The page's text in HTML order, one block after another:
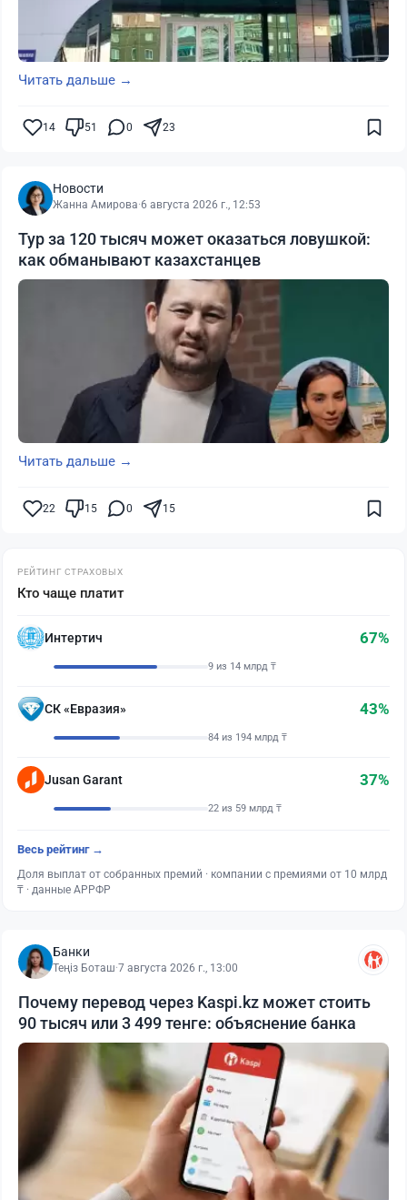
Читать дальше →
14 51 0 23
Новости
Жанна Амирова·6 августа 2026 г., 12:53
Тур за 120 тысяч может оказаться ловушкой:
как обманывают казахстанцев
Читать дальше →
22 15 0 15
РЕЙТИНГ СТРАХОВЫХ
Кто чаще платит
Интертич 67%
9 из 14 млрд ₸
СК «Евразия» 43%
84 из 194 млрд ₸
Jusan Garant 37%
22 из 59 млрд ₸
Весь рейтинг →
Доля выплат от собранных премий · компании с премиями от 10 млрд
₸ · данные АРРФР
Банки
Теңіз Боташ·7 августа 2026 г., 13:00
Почему перевод через Kaspi.kz может стоить
90 тысяч или 3 499 тенге: объяснение банка